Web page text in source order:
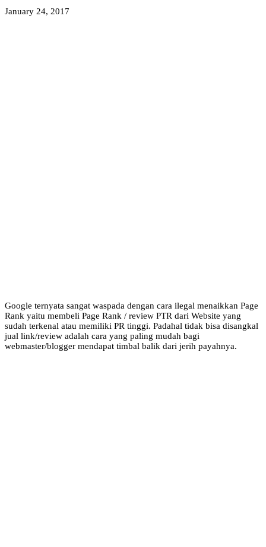
January 24, 2017
Google ternyata sangat waspada dengan cara ilegal menaikkan Page
Rank yaitu membeli Page Rank / review PTR dari Website yang
sudah terkenal atau memiliki PR tinggi. Padahal tidak bisa disangkal
jual link/review adalah cara yang paling mudah bagi
webmaster/blogger mendapat timbal balik dari jerih payahnya.